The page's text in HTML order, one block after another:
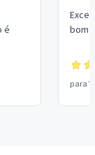
é
bom
para